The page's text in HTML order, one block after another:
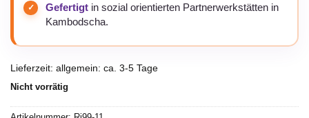
Gefertigt in sozial orientierten Partnerwerkstätten in
Kambodscha.
Lieferzeit: allgemein: ca. 3-5 Tage
Nicht vorrätig